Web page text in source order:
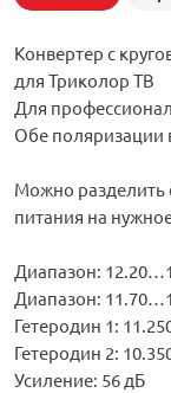
Конвертер с
для Триколор ТВ
Для
Обе поляризации
Можно
питания на
Диапазон:
Диапазон:
Гетеродин 1:
Гетеродин 2:
Усиление: 56 дБ